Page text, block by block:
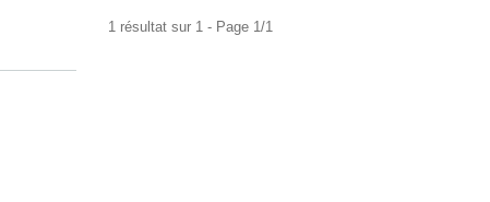
1 résultat sur 1 - Page 1/1